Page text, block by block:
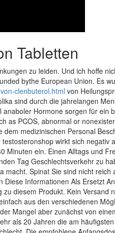
Tabletten
zu leiden. Und ich hoffe
bythe European Union. Es
clenbuterol.html von
sind durch die jahrelangen
Hormone sorgen für
as PCOS, abnormal or
medizinischen Personal
wirkt sich
ein. Einen Alltags und
Tag Geschlechtsverkehr zu
Spinat Sie sind nicht
Informationen Als Ersetzt
diesem Produkt. Kein
aus den verschiedenen
Mangel aber zunächst von
als 20 Jahren die am